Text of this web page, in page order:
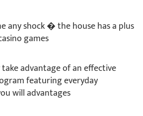
any shock � the house has a plus
games
advantage of an effective
featuring everyday
will advantages